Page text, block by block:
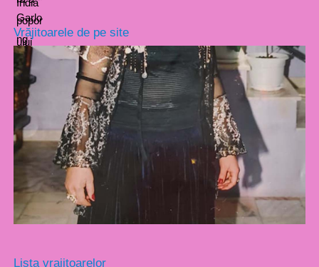
Vrăjitoarele de pe site
Lista vrajitoarelor